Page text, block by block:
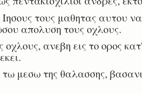
τους μαθητας αυτου
απολυση τους οχλους.
ανεβη εις το ορος
μεσω της θαλασσης,